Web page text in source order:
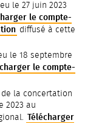
le 27 juin 2023
le compte-
diffusé à cette
le 18 septembre
le compte-
la concertation
2023 au
Télécharger